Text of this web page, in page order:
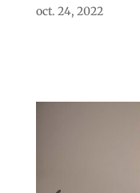
oct. 24, 2022